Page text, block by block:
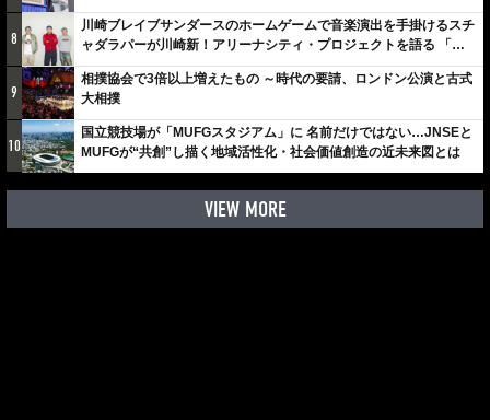
8
川崎ブレイブサンダースのホームゲームで音楽演出を手掛けるスチ
ャダラパーが川崎新！アリーナシティ・プロジェクトを語る 「楽
しみでしかないでしょ。川崎は、ずっと成長曲線だから」
9
相撲協会で3倍以上増えたもの ～時代の要請、ロンドン公演と古式
大相撲
10
国立競技場が「MUFGスタジアム」に 名前だけではない…JNSEと
MUFGが“共創”し描く地域活性化・社会価値創造の近未来図とは
VIEW MORE